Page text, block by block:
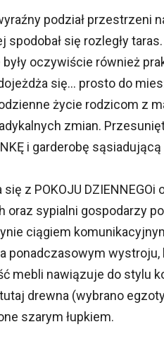
podział przestrzeni
spodobał się rozległy
były oczywiście również
się... prosto do
życie rodzicom z
zmian.
i garderobę
z POKOJU
sypialni gospodarzy
ciągiem
ponadczasowym
mebli nawiązuje do stylu
drewna (wybrano
szarym łupkiem.